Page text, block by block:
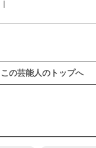
この芸能人のトップへ